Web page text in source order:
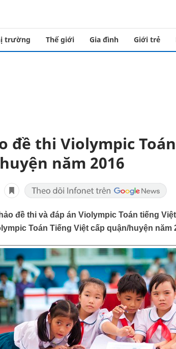
trường Thế giới Gia đình Giới trẻ
đề thi Violympic
năm 2016
đề thi và đáp án Violympic Toán tiếng
Toán Tiếng Việt cấp quận/huyện năm